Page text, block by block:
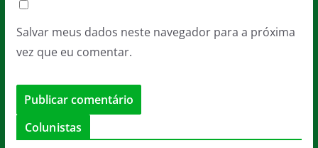
Salvar meus dados neste navegador para a próxima
vez que eu comentar.
Colunistas